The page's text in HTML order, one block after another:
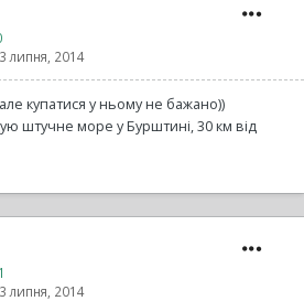
липня, 2014
купатися у ньому не бажано))
штучне море у Бурштині, 30 км від
липня, 2014